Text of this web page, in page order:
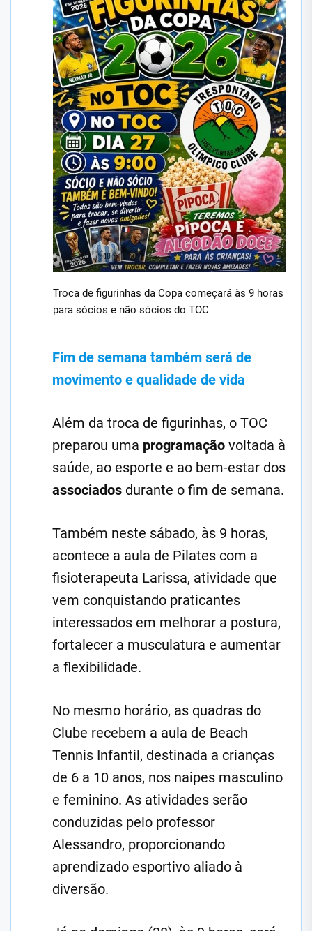
Troca de figurinhas da Copa começará às 9 horas
para sócios e não sócios do TOC
Fim de semana também será de
movimento e qualidade de vida
Além da troca de figurinhas, o TOC
preparou uma programaçãovoltada à
saúde, ao esporte e ao bem-estar dos
associadosdurante o fim de semana.
Também neste sábado, às 9 horas,
acontece a aula de Pilates com a
fisioterapeuta Larissa, atividade que
vem conquistando praticantes
interessados em melhorar a postura,
fortalecer a musculatura e aumentar
a flexibilidade.
No mesmo horário, as quadras do
Clube recebem a aula de Beach
Tennis Infantil, destinada a crianças
de 6 a 10 anos, nos naipes masculino
e feminino. As atividades serão
conduzidas pelo professor
Alessandro, proporcionando
aprendizado esportivo aliado à
diversão.